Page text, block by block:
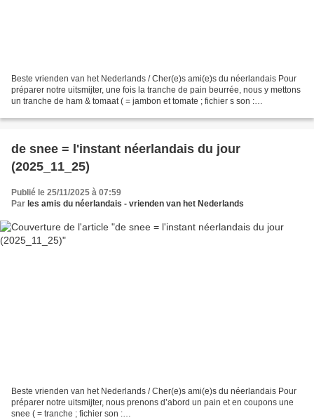
Beste vrienden van het Nederlands / Cher(e)s ami(e)s du néerlandais Pour
préparer notre uitsmijter, une fois la tranche de pain beurrée, nous y mettons
un tranche de ham & tomaat ( = jambon et tomate ; fichier s son :
de snee = l'instant néerlandais du jour
(2025_11_25)
Publié le 25/11/2025 à 07:59
Par les amis du néerlandais - vrienden van het Nederlands
Beste vrienden van het Nederlands / Cher(e)s ami(e)s du néerlandais Pour
préparer notre uitsmijter, nous prenons d’abord un pain et en coupons une
snee ( = tranche ; fichier son :